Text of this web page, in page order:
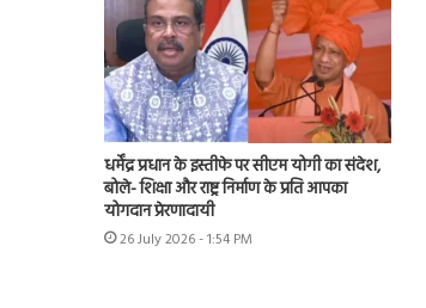
धर्मेंद्र प्रधान के इस्तीफे पर सीएम योगी का संदेश,
बोले- शिक्षा और राष्ट्र निर्माण के प्रति आपका
योगदान प्रेरणादायी
26 July 2026 - 1:54 PM